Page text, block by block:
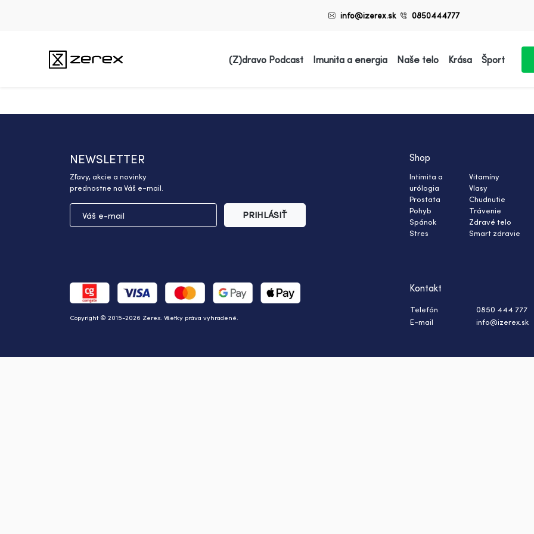
info@izerex.sk 0850444777
(Z)dravo Podcast Imunita a energia Naše telo Krása Šport
NEWSLETTER
Zľavy, akcie a novinky
prednostne na Váš e-mail.
PRIHLÁSIŤ
Shop
Intimita a
urólogia
Prostata
Pohyb
Spánok
Stres
Vitamíny
Vlasy
Chudnutie
Trávenie
Zdravé telo
Smart zdravie
Copyright © 2015-2026 Zerex. Všetky práva vyhradené.
Kontakt
Telefón
0850 444 777
E-mail
info@izerex.sk